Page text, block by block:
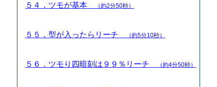
５４．ツモが基本 （約2分50秒）
５５．型が入ったらリーチ （約5分10秒）
５６．ツモり四暗刻は９９％リーチ （約4分50秒）